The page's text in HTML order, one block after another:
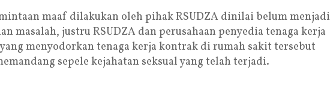
maaf dilakukan oleh pihak RSUDZA dinilai belum menjadi
masalah, justru RSUDZA dan perusahaan penyedia tenaga kerja
yang menyodorkan tenaga kerja kontrak di rumah sakit tersebut
sepele kejahatan seksual yang telah terjadi.